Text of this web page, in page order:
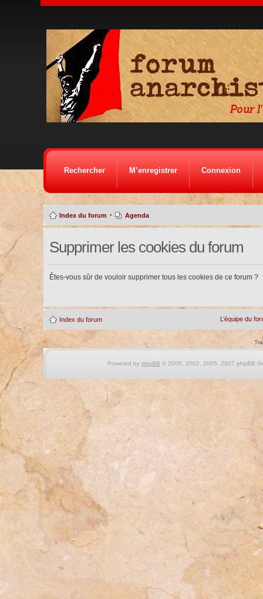
Rechercher M’enregistrer Connexion
Index du forum • Agenda
Supprimer les cookies du forum
Êtes-vous sûr de vouloir supprimer tous les cookies de ce forum ?
Index du forum L’équipe du
Powered by phpBB © 2000, 2002, 2005, 2007 phpBB